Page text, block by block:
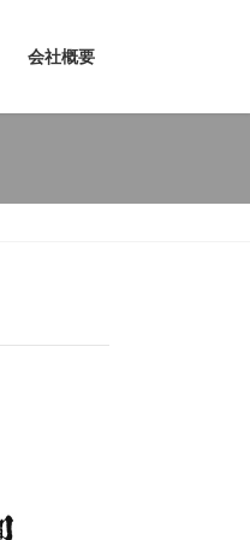
会社概要